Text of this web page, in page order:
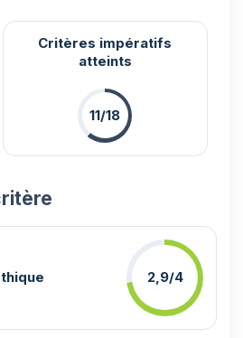
Critères impératifs
atteints
11/18
2,9/4